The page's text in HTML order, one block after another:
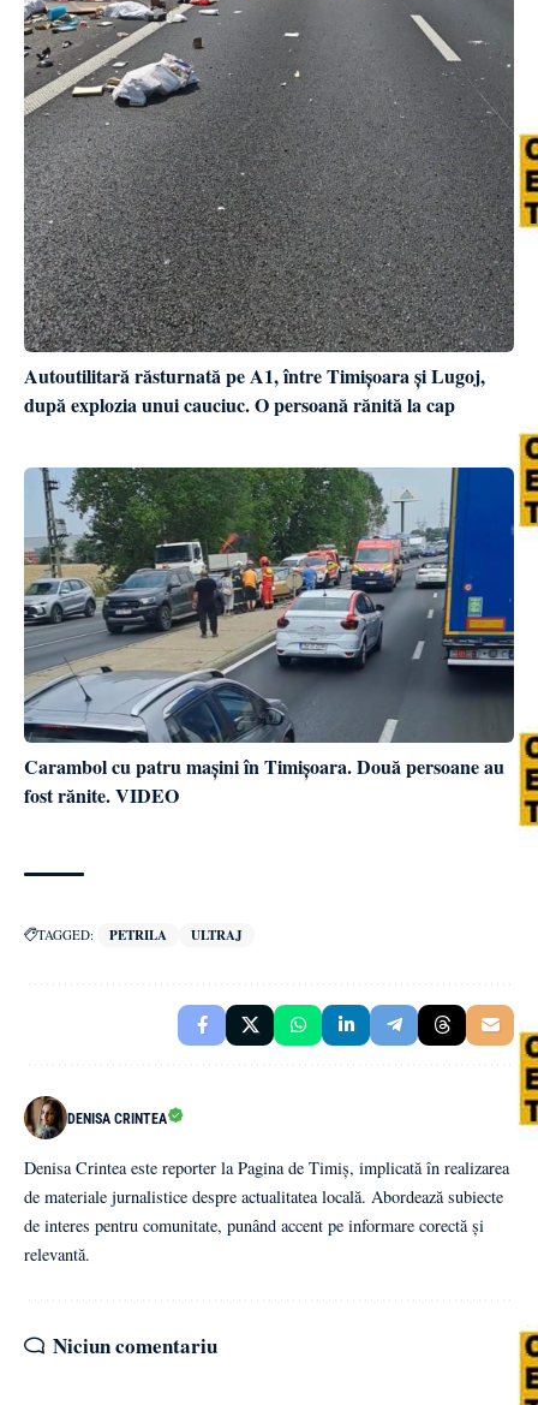
Autoutilitară răsturnată pe A1, între Timișoara și Lugoj,
după explozia unui cauciuc. O persoană rănită la cap
Carambol cu patru mașini în Timișoara. Două persoane au
fost rănite. VIDEO
TAGGED: PETRILA ULTRAJ
DENISA CRINTEA
Denisa Crintea este reporter la Pagina de Timiș, implicată în realizarea
de materiale jurnalistice despre actualitatea locală. Abordează subiecte
de interes pentru comunitate, punând accent pe informare corectă și
relevantă.
Niciun comentariu